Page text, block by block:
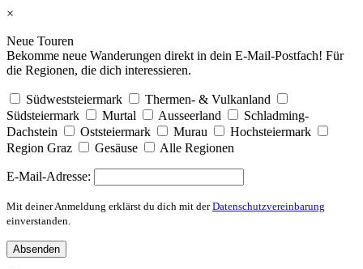
×
Neue Touren
Bekomme neue Wanderungen direkt in dein E-Mail-Postfach! Für
die Regionen, die dich interessieren.
Südweststeiermark
Thermen- & Vulkanland
Südsteiermark
Murtal Ausseerland
Schladming-
Dachstein
Oststeiermark Murau
Hochsteiermark
Region Graz
Gesäuse Alle Regionen
E-Mail-Adresse:
Mit deiner Anmeldung erklärst du dich mit derDatenschutzvereinbarung
einverstanden.